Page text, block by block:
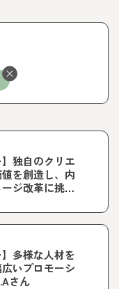
】独自のクリエ
を創造し、内
ジ改革に挑む
】多様な人材を
いプロモーシ
さん